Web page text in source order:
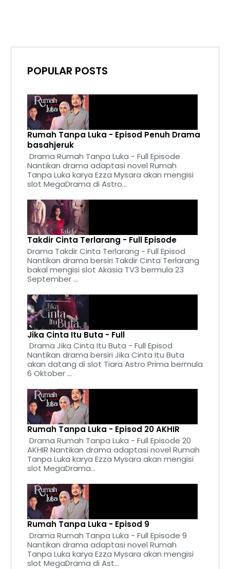
POPULAR POSTS
Rumah Tanpa Luka - Episod Penuh Drama
basahjeruk
Drama Rumah Tanpa Luka - Full Episode
Nantikan drama adaptasi novel Rumah
Tanpa Luka karya Ezza Mysara akan mengisi
slot MegaDrama di Astro...
Takdir Cinta Terlarang - Full Episode
Drama Takdir Cinta Terlarang - Full Episod
Nantikan drama bersiri Takdir Cinta Terlarang
bakal mengisi slot Akasia TV3 bermula 23
September ...
Jika Cinta Itu Buta - Full
Drama Jika Cinta Itu Buta - Full Episod
Nantikan drama bersiri Jika Cinta Itu Buta
akan datang di slot Tiara Astro Prima bermula
6 Oktober ...
Rumah Tanpa Luka - Episod 20 AKHIR
Drama Rumah Tanpa Luka - Full Episode 20
AKHIR Nantikan drama adaptasi novel Rumah
Tanpa Luka karya Ezza Mysara akan mengisi
slot MegaDrama...
Rumah Tanpa Luka - Episod 9
Drama Rumah Tanpa Luka - Full Episode 9
Nantikan drama adaptasi novel Rumah
Tanpa Luka karya Ezza Mysara akan mengisi
slot MegaDrama di Ast...